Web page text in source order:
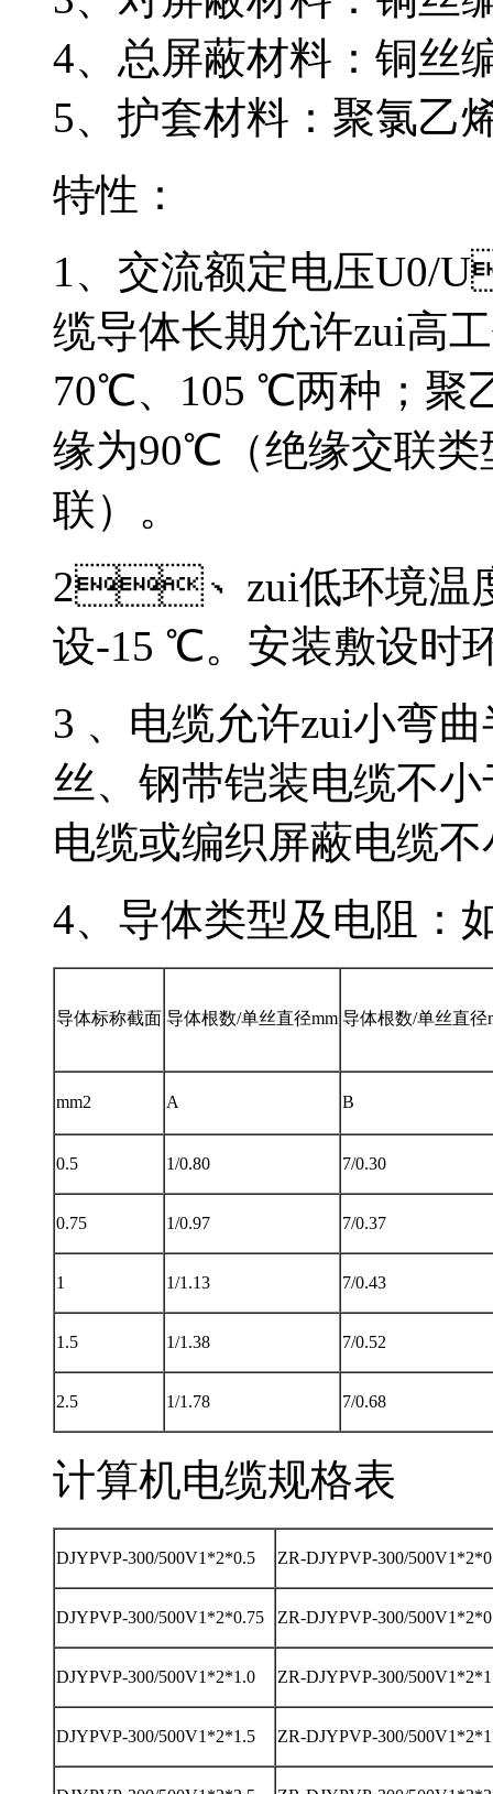
4、总屏蔽材料：铜
5、护套材料：聚氯
特性：
1、交流额定电压
缆导体长期允许zui高工
70℃、105 ℃两种
缘为90℃（绝缘交联类
联）。
2、zui低环境温度
设-15 ℃。安装敷设时环
3 、电缆允许zui小弯曲
丝、钢带铠装电缆不
电缆或编织屏蔽电缆不
4、导体类型及电阻：
导体标称截面 导体根数/单丝直径mm 导体根数/单丝直径
mm2 A B
0.5 1/0.80 7/0.30
0.75 1/0.97 7/0.37
1 1/1.13 7/0.43
1.5 1/1.38 7/0.52
2.5 1/1.78 7/0.68
计算机电缆规格表
DJYPVP-300/500V1*2*0.5 ZR-DJYPVP-300/
DJYPVP-300/500V1*2*0.75 ZR-DJYPVP-300/
DJYPVP-300/500V1*2*1.0 ZR-DJYPVP-300/
DJYPVP-300/500V1*2*1.5 ZR-DJYPVP-300/